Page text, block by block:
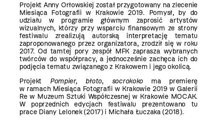
Projekt Anny Orłowskiej został przygotowany na zlecenie
Miesiąca Fotografii w Krakowie 2019. Pomysł, by do
udziału w programie głównym zaprosić artystów
wizualnych, którzy przy wsparciu finansowym ze strony
festiwalu zrealizują autorską interpretację tematu
zaproponowanego przez organizatora, zrodził się w roku
2017. Od tamtej pory zespół MFK zaprasza wybranych
twórców do współpracy, a jednocześnie zachęca ich do
podjęcia tematu związanego z Krakowem i jego okolicą.
Projekt Pompier, błoto, socrokoko ma premierę
w ramach Miesiąca Fotografii w Krakowie 2019 w Galerii
Re w Muzeum Sztuki Współczesnej w Krakowie MOCAK.
W poprzednich edycjach festiwalu prezentowano tu
prace Diany Lelonek (2017) i Michała Łuczaka (2018).